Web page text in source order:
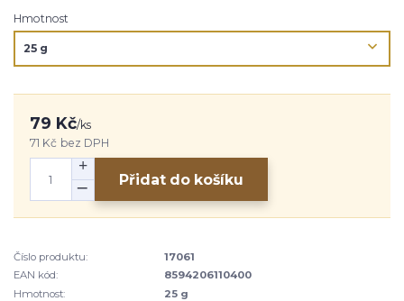
Hmotnost
79 Kč/ks
71 Kč bez DPH
Přidat do košíku
Číslo produktu:
17061
EAN kód:
8594206110400
Hmotnost:
25 g